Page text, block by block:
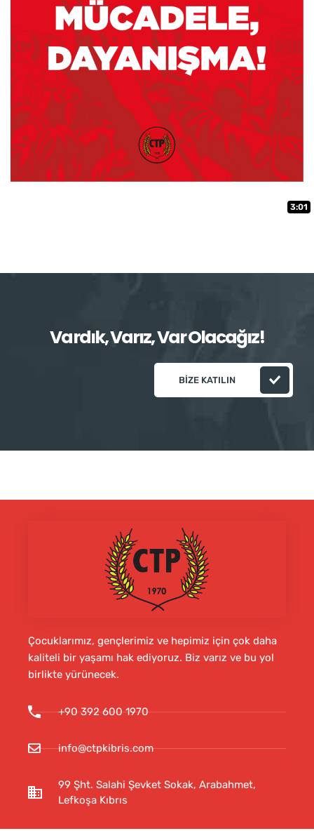
3:01
Vardık, Varız, Var Olacağız!
BIZE KATILIN
Çocuklarımız, gençlerimiz ve hepimiz için çok daha
kaliteli bir yaşamı hak ediyoruz. Biz varız ve bu yol
birlikte yürünecek.
+90 392 600 1970
info@ctpkibris.com
99 Şht. Salahi Şevket Sokak, Arabahmet,
Lefkoşa Kıbrıs